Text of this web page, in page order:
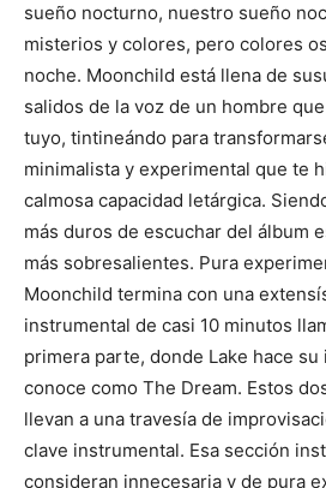
sueño nocturno, nuestro sueño
misterios y colores, pero colores
noche. Moonchild está llena de
salidos de la voz de un hombre
tuyo, tintineándo para
minimalista y experimental que te
calmosa capacidad letárgica.
más duros de escuchar del álbum
más sobresalientes. Pura
Moonchild termina con una
instrumental de casi 10 minutos
primera parte, donde Lake hace
conoce como The Dream. Estos
llevan a una travesía de
clave instrumental. Esa sección
consideran innecesaria y de pura